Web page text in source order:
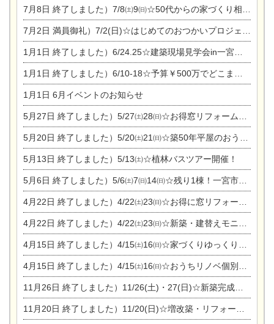
7月8日 終了しました）7/8㈯9㈰☆50代からの家づくり相談会
7月2日 満員御礼）7/2(日)☆はじめてのおつかいプロジェクト
1月1日 終了しました）6/24.25☆建築現場見学会in一宮市木曽川町
1月1日 終了しました）6/10-18☆予算￥500万でどこまでできるの？リフォーム相談会
1月1日 6月イベントのお知らせ
5月27日 終了しました）5/27㈯28㈰☆お得窓リフォーム個別相談会
5月20日 終了しました）5/20㈯21㈰☆築50年平屋のおうちリノベーション完成見学会
5月13日 終了しました）5/13㈯☆植林バスツアー開催！
5月6日 終了しました）5/6㈯7㈰14㈰☆残り1棟！一宮市限定モニター募集相談会(新築・建替え)
4月22日 終了しました）4/22㈯23㈰☆お得に窓リフォーム個別相談会
4月22日 終了しました）4/22㈯23㈰☆新築・建替えモニター募集個別相談会
4月15日 終了しました）4/15㈯16㈰☆家づくりゆっくりじっくり個別相談会
4月15日 終了しました）4/15㈯16㈰☆おうちリノベ個別相談会
11月26日 終了しました）11/26(土)・27(日)☆新築完成見学会 in一宮市あずら
11月20日 終了しました）11/20(日)☆増改築・リフォームまつり＆秋の味覚まつり＆芸術祭